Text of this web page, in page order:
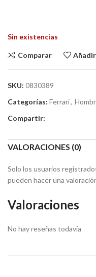
Sin existencias
Comparar
SKU: 0830389
Categorías: Ferrari,
Compartir:
VALORACIONES (0)
Valoraciones
No hay reseñas todavía
Solo los usuarios
pueden hacer una